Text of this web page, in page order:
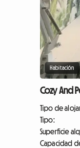
Habitación
Cozy And
Tipo de
Tipo:
Superficie
Capacidad